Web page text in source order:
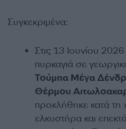
Συγκεκριμένα:
Στις 13 Ιουνίου
πυρκαγιά σε
Τούμπα Μέγα
Θέρμου
προκλήθηκε κατά τη
ελκυστήρα και